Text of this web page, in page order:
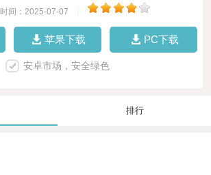
时间：2025-07-07
苹果下载 PC下载
安卓市场，安全绿色
排行